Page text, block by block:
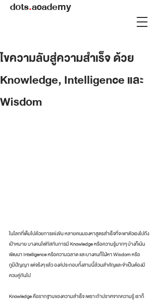
dots.academy
ไขความลับสู่ความสำเร็จ ด้วย
Knowledge, Intelligence และ
Wisdom
ในโลกที่เต็มไปด้วยการแข่งขัน หลายคนมองหาสูตรสำเร็จที่จะพาตัวเองไปถึง
เป้าหมาย บางคนโฟกัสกับการมี Knowledge หรือความรู้มากๆ บ้างก็เน้น
พัฒนา Intelligence หรือความฉลาด และบางคนก็ใฝ่หา Wisdom หรือ
ภูมิปัญญา แต่จริงๆ แล้ว องค์ประกอบทั้งสามนี้ล้วนสำคัญและจำเป็นต้องมี
ควบคู่กันไป
Knowledge คือรากฐานของความสำเร็จ เพราะถ้าปราศจากความรู้ เราก็